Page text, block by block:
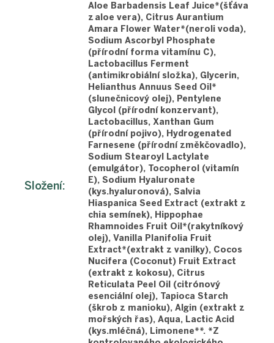
Složení:
Aloe Barbadensis Leaf Juice*(šťáva
z aloe vera), Citrus Aurantium
Amara Flower Water*(neroli voda),
Sodium Ascorbyl Phosphate
(přírodní forma vitamínu C),
Lactobacillus Ferment
(antimikrobiální složka), Glycerin,
Helianthus Annuus Seed Oil*
(slunečnicový olej), Pentylene
Glycol (přírodní konzervant),
Lactobacillus, Xanthan Gum
(přírodní pojivo), Hydrogenated
Farnesene (přírodní změkčovadlo),
Sodium Stearoyl Lactylate
(emulgátor), Tocopherol (vitamín
E), Sodium Hyaluronate
(kys.hyaluronová), Salvia
Hiaspanica Seed Extract (extrakt z
chia semínek), Hippophae
Rhamnoides Fruit Oil*(rakytníkový
olej), Vanilla Planifolia Fruit
Extract*(extrakt z vanilky), Cocos
Nucifera (Coconut) Fruit Extract
(extrakt z kokosu), Citrus
Reticulata Peel Oil (citrónový
esenciální olej), Tapioca Starch
(škrob z manioku), Algin (extrakt z
mořských řas), Aqua, Lactic Acid
(kys.mléčná), Limonene**. *Z